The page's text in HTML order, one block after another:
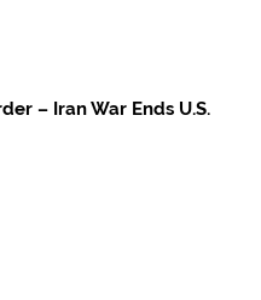
– Iran War Ends U.S.